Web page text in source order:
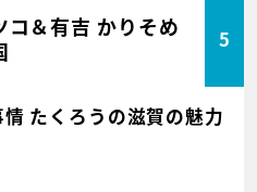
コ＆有吉 かりそめ
5
たくろうの滋賀の魅力